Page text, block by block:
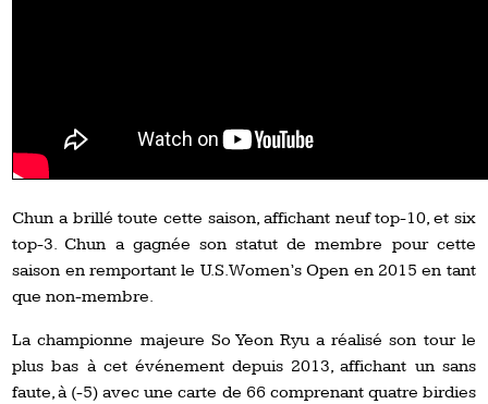
Chun a brillé toute cette saison, affichant neuf top-10, et six
top-3. Chun a gagnée son statut de membre pour cette
saison en remportant le U.S. Women’s Open en 2015 en tant
que non-membre.
La championne majeure So Yeon Ryu a réalisé son tour le
plus bas à cet événement depuis 2013, affichant un sans
faute, à (-5) avec une carte de 66 comprenant quatre birdies